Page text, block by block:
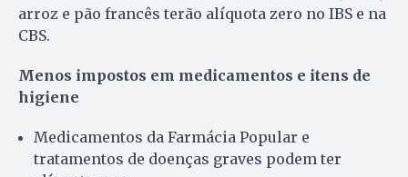
arroz e pão francês terão alíquota zero no IBS e na
CBS.
Menos impostos em medicamentos e itens de
higiene
Medicamentos da Farmácia Popular e
tratamentos de doenças graves podem ter